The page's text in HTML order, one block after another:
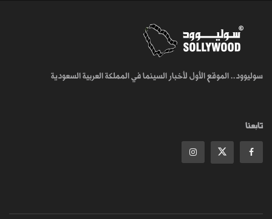
سوليوود.. الموقع الأول لأخبار السينما في المملكة العربية السعودية
تابعنا